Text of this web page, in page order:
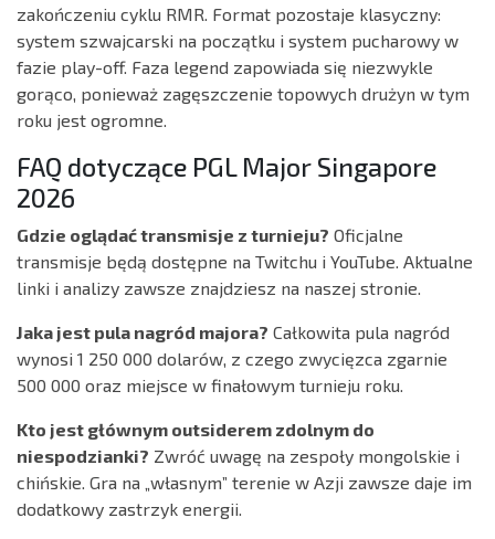
zakończeniu cyklu RMR. Format pozostaje klasyczny:
system szwajcarski na początku i system pucharowy w
fazie play-off. Faza legend zapowiada się niezwykle
gorąco, ponieważ zagęszczenie topowych drużyn w tym
roku jest ogromne.
FAQ dotyczące PGL Major Singapore
2026
Gdzie oglądać transmisje z turnieju? Oficjalne
transmisje będą dostępne na Twitchu i YouTube. Aktualne
linki i analizy zawsze znajdziesz na naszej stronie.
Jaka jest pula nagród majora? Całkowita pula nagród
wynosi 1 250 000 dolarów, z czego zwycięzca zgarnie
500 000 oraz miejsce w finałowym turnieju roku.
Kto jest głównym outsiderem zdolnym do
niespodzianki? Zwróć uwagę na zespoły mongolskie i
chińskie. Gra na „własnym” terenie w Azji zawsze daje im
dodatkowy zastrzyk energii.